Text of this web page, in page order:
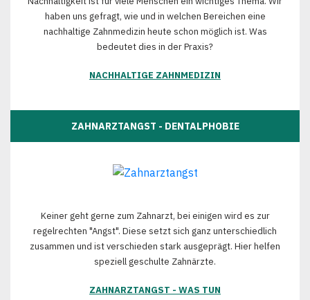
haben uns gefragt, wie und in welchen Bereichen eine
nachhaltige Zahnmedizin heute schon möglich ist. Was
bedeutet dies in der Praxis?
NACHHALTIGE ZAHNMEDIZIN
ZAHNARZTANGST - DENTALPHOBIE
Keiner geht gerne zum Zahnarzt, bei einigen wird es zur
regelrechten "Angst". Diese setzt sich ganz unterschiedlich
zusammen und ist verschieden stark ausgeprägt. Hier helfen
speziell geschulte Zahnärzte.
ZAHNARZTANGST - WAS TUN